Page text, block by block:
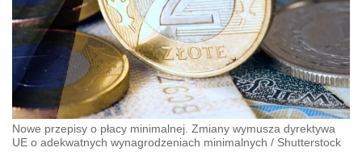
Nowe przepisy o płacy minimalnej. Zmiany wymusza dyrektywa
UE o adekwatnych wynagrodzeniach minimalnych / Shutterstock